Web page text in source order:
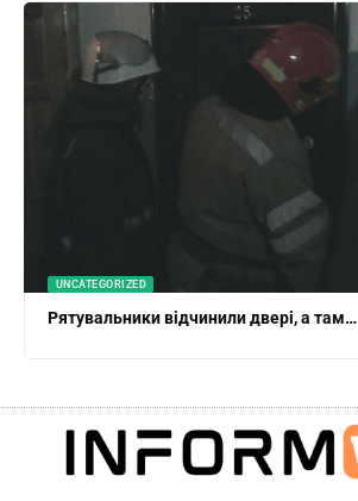
UNCATEGORIZED
Рятувальники відчинили двері, а там…